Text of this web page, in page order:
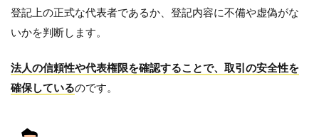
登記上の正式な代表者であるか、登記内容に不備や虚偽がな
いかを判断します。
法人の信頼性や代表権限を確認することで、取引の安全性を
確保しているのです。